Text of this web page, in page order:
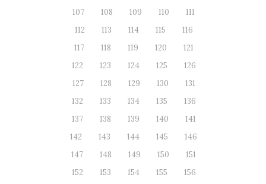
107
108 109 110
111
112
113 114 115
116
117
118 119 120
121
122
123 124 125
126
127
128 129 130
131
132
133 134 135
136
137
138 139 140
141
142
143 144 145
146
147
148 149 150
151
152
153 154 155
156